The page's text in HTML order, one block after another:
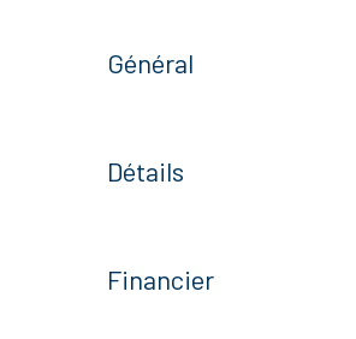
Général
Détails
Financier